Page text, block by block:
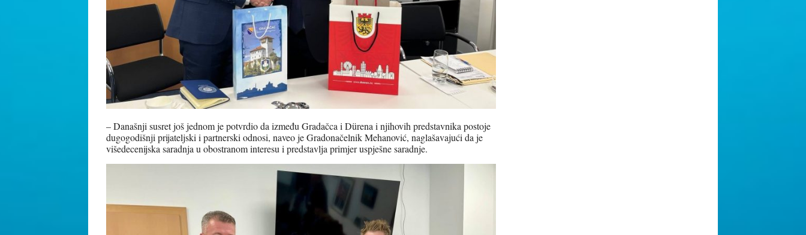
– Današnji susret još jednom je potvrdio da između Gradačca i Dürena i njihovih predstavnika postoje
dugogodišnji prijateljski i partnerski odnosi, naveo je Gradonačelnik Mehanović, naglašavajući da je
višedecenijska saradnja u obostranom interesu i predstavlja primjer uspješne saradnje.